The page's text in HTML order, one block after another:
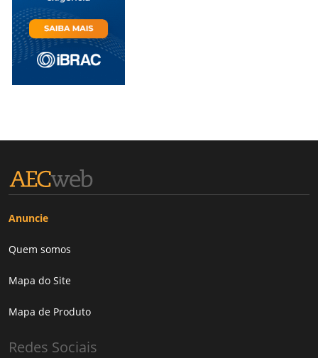
Anuncie
Quem somos
Mapa do Site
Mapa de Produto
Redes Sociais